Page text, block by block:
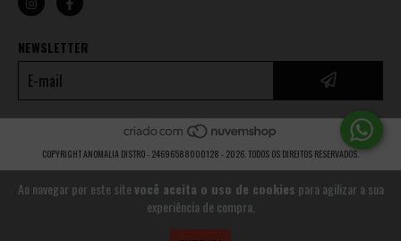
Ao navegar por este sitevocê aceita o uso de cookies para agilizar a sua
experiência de compra.
NEWSLETTER
COPYRIGHT ANOMALIA DISTRO - 24696588000128 - 2026. TODOS OS DIREITOS RESERVADOS.